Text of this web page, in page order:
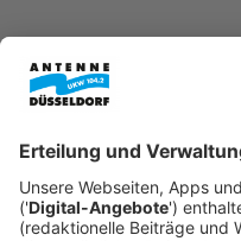
Er spielt am Samstag
ausverkaufte Konzerte
Deutschlandkonzerte.
absoluter Weltstar. In
Bowl-Halbzeitshow